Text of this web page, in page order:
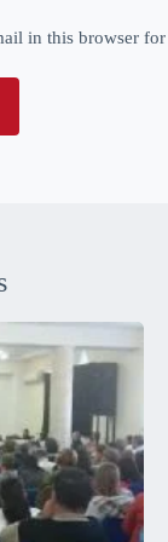
in this browser